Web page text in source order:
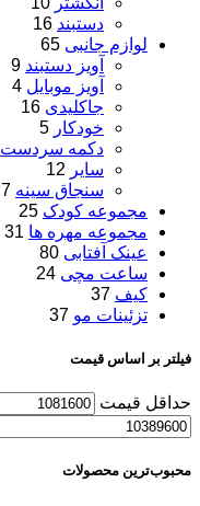
دستبند 16
لوازم جانبی 65
آویز دستبند 9
آویز موبایل 4
جاکلیدی 16
خودکار 5
دکمه سردست
سایر 12
سنجاق سینه 7
مجموعه کودک 25
مجموعه مهره ها 31
عینک آفتابی 80
ساعت مچی 24
کیف 37
تزئینات مو 37
فیلتر بر اساس قیمت
حداقل قیمت
محبوب‌ترین محصولات